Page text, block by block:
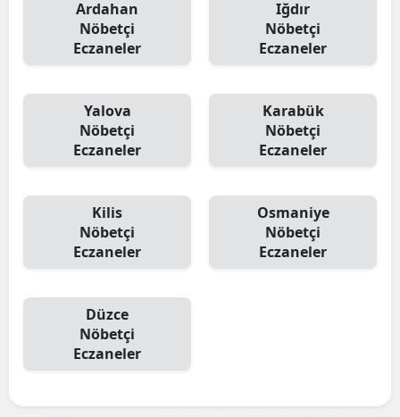
Ardahan
Nöbetçi
Eczaneler
Iğdır
Nöbetçi
Eczaneler
Yalova
Nöbetçi
Eczaneler
Karabük
Nöbetçi
Eczaneler
Kilis
Nöbetçi
Eczaneler
Osmaniye
Nöbetçi
Eczaneler
Düzce
Nöbetçi
Eczaneler